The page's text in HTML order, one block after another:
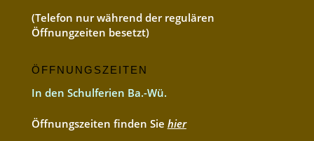
(Telefon nur während der regulären
Öffnungzeiten besetzt)
ÖFFNUNGSZEITEN
In den Schulferien Ba.-Wü.
Öffnungszeiten finden Sie hier